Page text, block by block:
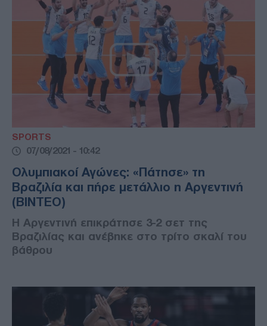
SPORTS
07/08/2021 - 10:42
Ολυμπιακοί Αγώνες: «Πάτησε» τη
Βραζιλία και πήρε μετάλλιο η Αργεντινή
(ΒΙΝΤΕΟ)
Η Αργεντινή επικράτησε 3-2 σετ της
Βραζιλίας και ανέβηκε στο τρίτο σκαλί του
βάθρου